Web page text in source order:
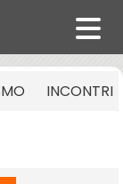
INCONTRI